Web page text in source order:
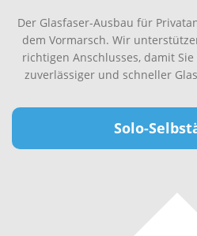
Der Glasfaser-Ausbau für
dem Vormarsch. Wir
richtigen Anschlusses, damit
zuverlässiger und schneller
Solo-